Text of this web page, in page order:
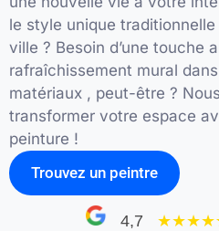
le style unique
ville ? Besoin d’une touche
rafraîchissement mural
matériaux , peut-être ?
transformer votre espace
peinture !
Trouvez un peintre
4,7 ★★★★